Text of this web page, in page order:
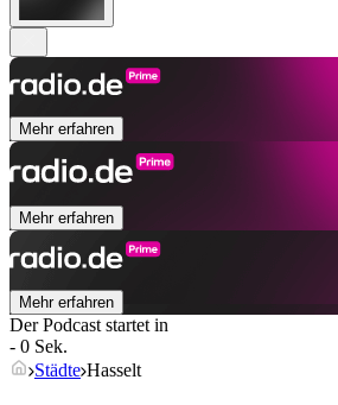
Mehr erfahren
Mehr erfahren
Mehr erfahren
Der Podcast startet in
- 0 Sek.
Städte Hasselt